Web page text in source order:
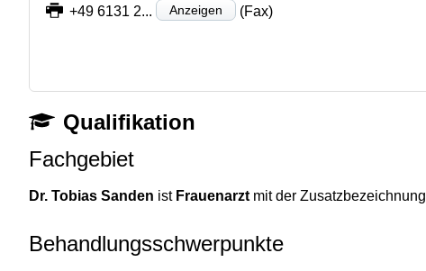
+49 6131 2... Anzeigen (Fax)
Qualifikation
Fachgebiet
Dr. Tobias Sanden ist Frauenarzt mit der Zusatzbezeichnung
Behandlungsschwerpunkte